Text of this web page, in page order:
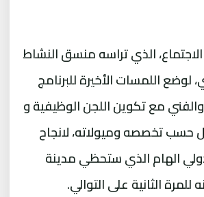
الذي تراسه منسق النشاط
اللمسات الأخيرة للبرنامج
والفني مع تكوين اللجن الوظيفية و
حسب تخصصه وميولاته، لانجاح
الهام الذي ستحظي مدينة
للمرة الثانية على التوالي.